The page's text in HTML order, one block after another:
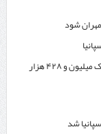
شود
تردد زائران اربعین در مرزهای خوزستان از مرز یک میلیون و ۴۲۸ هزار
شد